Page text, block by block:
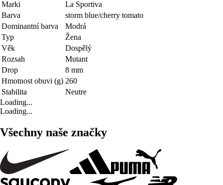
Marki
La Sportiva
Barva
storm blue/cherry tomato
Dominantní barva
Modrá
Typ
Žena
Věk
Dospělý
Rozsah
Mutant
Drop
8 mm
Hmotnost obuvi (g) 260
Stabilita
Neutre
Loading...
Loading...
Všechny naše značky